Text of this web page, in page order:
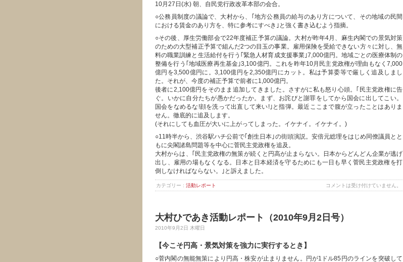
10月27日(水) 朝、自民党行政改革本部の会合。
○公務員制度の議論で、大村から、｢地方公務員の給与のあり方について、その地域の民間
における賃金のあり方を、特に参考にすべき｣と強く書き込むよう指摘。
○その後、厚生労働部会で22年度補正予算の議論。大村が昨年4月、麻生内閣での景気対策
のための大型補正予算で組んだ2つの目玉の事業。雇用保険を受給できない方々に対し、無
料の職業訓練と生活給付を行う｢緊急人材育成支援事業｣7,000億円。地域ごとの医療体制の
整備を行う｢地域医療再生基金｣3,100億円。これを昨年10月民主党政権が理由もなく7,000
億円を3,500億円に。3,100億円を2,350億円にカット。私は予算委等で厳しく追及しまし
た。それが、今度の補正予算で前者に1,000億円。
後者に2,100億円をそのまま追加してきました。さすがに私も怒り心頭。｢民主党政権に告
ぐ。いかに自分たちが愚かだったか。まず、お詫びと謝罪をしてから国会に出してこい。
国会をなめるな!顔を洗って出直して来い!｣と指弾。最近ここまで腹が立ったことはありま
せん。徹底的に追及します。
(それにしても血圧が大いに上がってしまった。イケナイ。イケナイ。)
○11時半から、渋谷駅ハチ公前で｢創生日本｣の街頭演説。安倍元総理をはじめ同僚議員とと
もに尖閣諸島問題等を中心に菅民主党政権を追及。
大村からは、｢民主党政権の無策が続くと円高が止まらない。日本からどんどん企業が逃げ
出し、雇用の場もなくなる。日本と日本経済を守るためにも一日も早く菅民主党政権を打
倒しなければならない。｣と訴えました。
カテゴリー : 活動レポート コメントは受け付けていません。
大村ひであき活動レポート（2010年9月2日号）
2010年9月2日 木曜日
【今こそ円高・景気対策を強力に実行するとき】
○菅内閣の無能無策により円高・株安が止まりません。円が1ドル85円のラインを突破して